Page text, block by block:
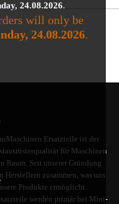
24.08.2026.
will only be
24.08.2026.
Ersatzteile ist der
für Maschinen
Raum. Seit unserer Gründung
zusammen, was uns
Produkte ermöglicht.
werden primär bei Mini-